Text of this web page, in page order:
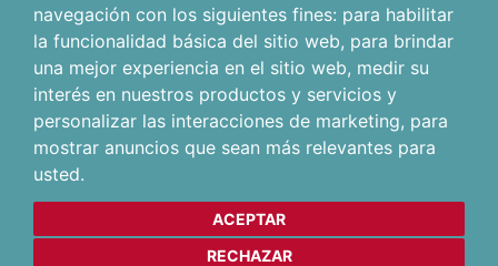
navegación con los siguientes fines: para habilitar
la funcionalidad básica del sitio web, para brindar
una mejor experiencia en el sitio web, medir su
interés en nuestros productos y servicios y
personalizar las interacciones de marketing, para
mostrar anuncios que sean más relevantes para
usted.
ACEPTAR
RECHAZAR